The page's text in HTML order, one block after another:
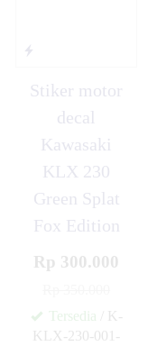
Stiker motor
decal
Kawasaki
KLX 230
Green Splat
Fox Edition
Rp 300.000
Tersedia / K-
KLX-230-001-